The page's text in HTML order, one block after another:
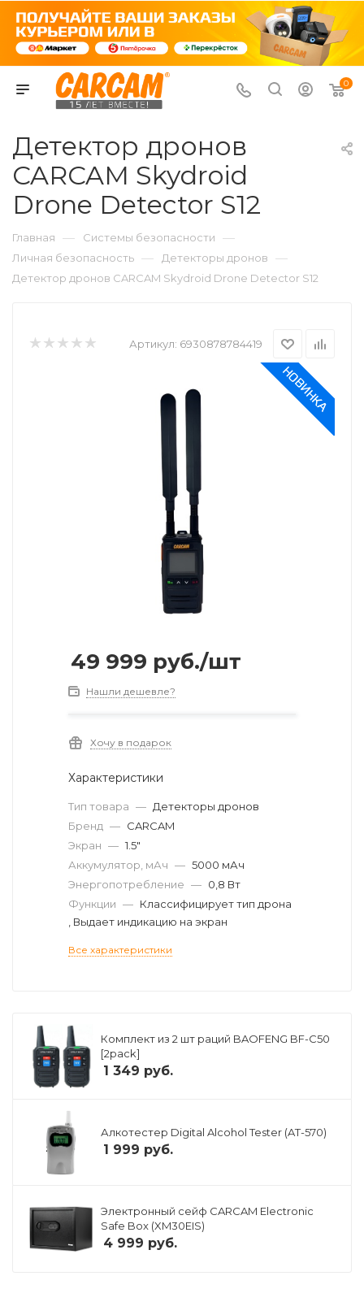
0
Детектор дронов
CARCAM Skydroid
Drone Detector S12
Главная — Системы безопасности —
Личная безопасность — Детекторы дронов —
Детектор дронов CARCAM Skydroid Drone Detector S12
Артикул: 6930878784419
49 999 руб./шт
Нашли дешевле?
Хочу в подарок
Характеристики
Тип товара — Детекторы дронов
Бренд — CARCAM
Экран — 1.5"
Аккумулятор, мАч — 5000 мАч
Энергопотребление — 0,8 Вт
Функции — Классифицирует тип дрона
, Выдает индикацию на экран
Все характеристики
Комплект из 2 шт раций BAOFENG BF-C50
[2pack]
1 349 руб.
Алкотестер Digital Alcohol Tester (AT-570)
1 999 руб.
Электронный сейф CARCAM Electronic
Safe Box (XM30EIS)
4 999 руб.